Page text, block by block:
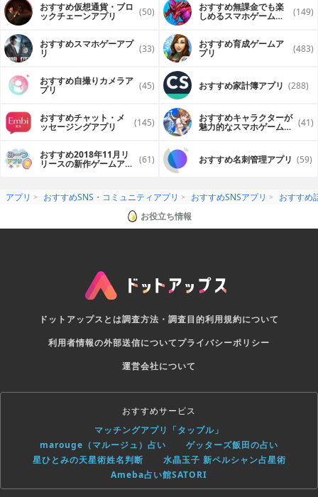
おすすめ仮想通貨・ブロ
ックチェーンアプリ (50) おすすめ無課金でも楽
しめるスマホゲームア (149)
おすすめスマホゲーアプ
リ (33) おすすめ育成ゲームア
プリ (483)
おすすめ自撮りカメラア
プリ (45) おすすめ家計簿アプリ (288)
おすすめチャット・メ
ッセージングアプリ (145) おすすめキャラクターが
魅力的なスマホゲームア (41)
おすすめ2018年11月リ
リースの新作ゲームアプ (61) おすすめ名刺管理アプリ (59)
アプリ おすすめSNS・コミュニティアプリ おすすめSNSアプリ
おすすめ
お役立ち情報
ドットアップスとは調査方法・調査目的利用規約について
利用者情報の外部送信についてプライバシーポリシー
運営会社について
おすすめサービス
マッチングアプリ「タップル」
marouge（マルージュ）占い
ゲッターズ飯田の占い
星ひとみの天星術姓名判断
水晶玉子 新ペルシャン占星術
Ameba占い館SATORI